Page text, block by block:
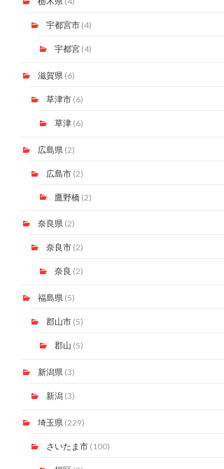
宇都宮市(4)
宇都宮(4)
滋賀県 (6)
草津市(6)
草津(6)
広島県 (2)
広島市(2)
鷹野橋(2)
奈良県 (2)
奈良市(2)
奈良 (2)
福島県 (5)
郡山市(5)
郡山 (5)
新潟県 (3)
新潟(3)
埼玉県 (229)
さいたま市(100)